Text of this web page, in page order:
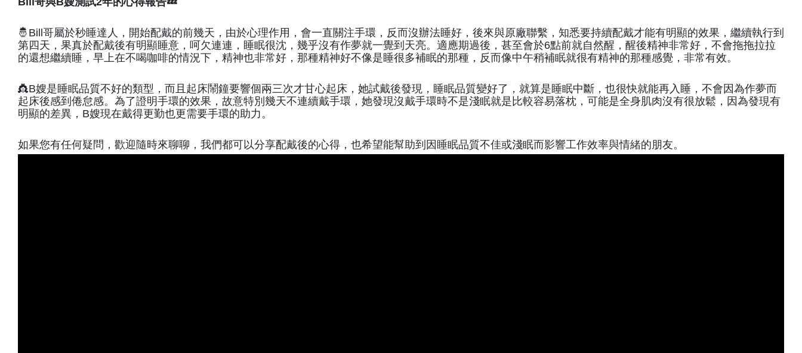
🤴Bill哥屬於秒睡達人，開始配戴的前幾天，由於心理作用，會一直關注手環，反而沒辦法睡好，後來與原廠聯繫，知悉要持續配戴才能有明顯的效果，繼續執行到
第四天，果真於配戴後有明顯睡意，呵欠連連，睡眠很沈，幾乎沒有作夢就一覺到天亮。適應期過後，甚至會於6點前就自然醒，醒後精神非常好，不會拖拖拉拉
的還想繼續睡，早上在不喝咖啡的情況下，精神也非常好，那種精神好不像是睡很多補眠的那種，反而像中午稍補眠就很有精神的那種感覺，非常有效。
👸B嫂是睡眠品質不好的類型，而且起床鬧鐘要響個兩三次才甘心起床，她試戴後發現，睡眠品質變好了，就算是睡眠中斷，也很快就能再入睡，不會因為作夢而
起床後感到倦怠感。為了證明手環的效果，故意特別幾天不連續戴手環，她發現沒戴手環時不是淺眠就是比較容易落枕，可能是全身肌肉沒有很放鬆，因為發現有
明顯的差異，B嫂現在戴得更勤也更需要手環的助力。
如果您有任何疑問，歡迎隨時來聊聊，我們都可以分享配戴後的心得，也希望能幫助到因睡眠品質不佳或淺眠而影響工作效率與情緒的朋友。